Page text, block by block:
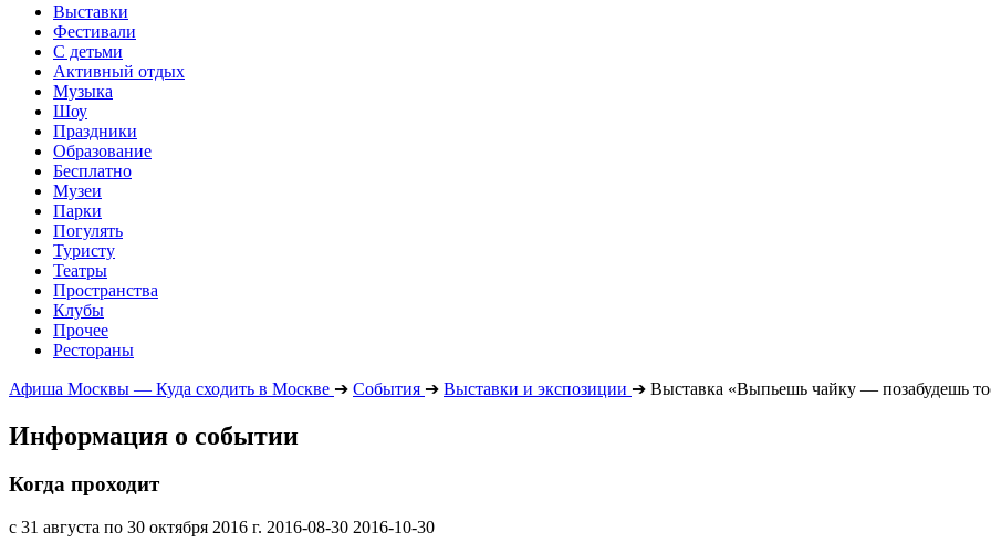
Выставки
Фестивали
С детьми
Активный отдых
Музыка
Шоу
Праздники
Образование
Бесплатно
Музеи
Парки
Погулять
Туристу
Театры
Пространства
Клубы
Прочее
Рестораны
Афиша Москвы — Куда сходить в Москве ➔ События ➔ Выставки и экспозиции ➔ Выставка «Выпьешь чайку — позабудешь
Информация о событии
Когда проходит
с 31 августа по 30 октября 2016 г. 2016-08-30 2016-10-30